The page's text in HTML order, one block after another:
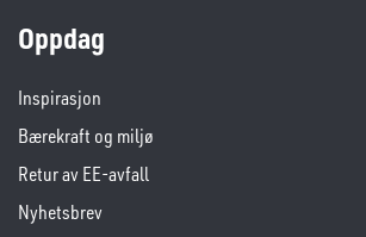
Oppdag
Inspirasjon
Bærekraft og miljø
Retur av EE-avfall
Nyhetsbrev